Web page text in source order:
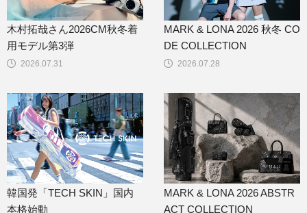
2026.07.31
木村拓哉さん2026CM秋冬着
用モデル第3弾
2026.07.28
MARK & LONA 2026 秋冬 CO
DE COLLECTION
韓国発「TECH SKIN」国内
本格始動
MARK & LONA 2026 ABSTR
ACT COLLECTION